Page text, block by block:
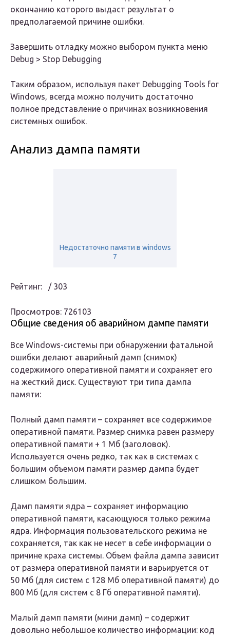
окончанию которого выдаст результат о
предполагаемой причине ошибки.
Завершить отладку можно выбором пункта меню
Debug > Stop Debugging
Таким образом, используя пакет Debugging Tools for
Windows, всегда можно получить достаточно
полное представление о причинах возникновения
системных ошибок.
Анализ дампа памяти
Недостаточно памяти в windows
7
Рейтинг: / 303
Просмотров: 726103
Общие сведения об аварийном дампе памяти
Все Windows-системы при обнаружении фатальной
ошибки делают аварийный дамп (снимок)
содержимого оперативной памяти и сохраняет его
на жесткий диск. Существуют три типа дампа
памяти:
Полный дамп памяти – сохраняет все содержимое
оперативной памяти. Размер снимка равен размеру
оперативной памяти + 1 Мб (заголовок).
Используется очень редко, так как в системах с
большим объемом памяти размер дампа будет
слишком большим.
Дамп памяти ядра – сохраняет информацию
оперативной памяти, касающуюся только режима
ядра. Информация пользовательского режима не
сохраняется, так как не несет в себе информации о
причине краха системы. Объем файла дампа зависит
от размера оперативной памяти и варьируется от
50 Мб (для систем с 128 Мб оперативной памяти) до
800 Мб (для систем с 8 Гб оперативной памяти).
Малый дамп памяти (мини дамп) – содержит
довольно небольшое количество информации: код